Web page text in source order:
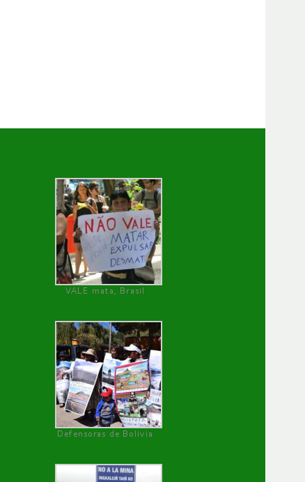
VALE mata, Brasil
Defensoras de Bolivia